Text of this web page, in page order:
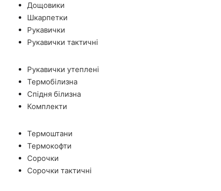
Дощовики
Шкарпетки
Рукавички
Рукавички тактичні
Рукавички утеплені
Термобілизна
Спідня білизна
Комплекти
Термоштани
Термокофти
Сорочки
Сорочки тактичні